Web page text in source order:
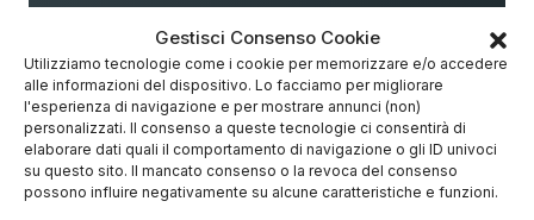
Gestisci Consenso Cookie
Utilizziamo tecnologie come i cookie per memorizzare e/o accedere
alle informazioni del dispositivo. Lo facciamo per migliorare
l'esperienza di navigazione e per mostrare annunci (non)
personalizzati. Il consenso a queste tecnologie ci consentirà di
elaborare dati quali il comportamento di navigazione o gli ID univoci
su questo sito. Il mancato consenso o la revoca del consenso
possono influire negativamente su alcune caratteristiche e funzioni.
🌟 Investi con Freedom24 senza